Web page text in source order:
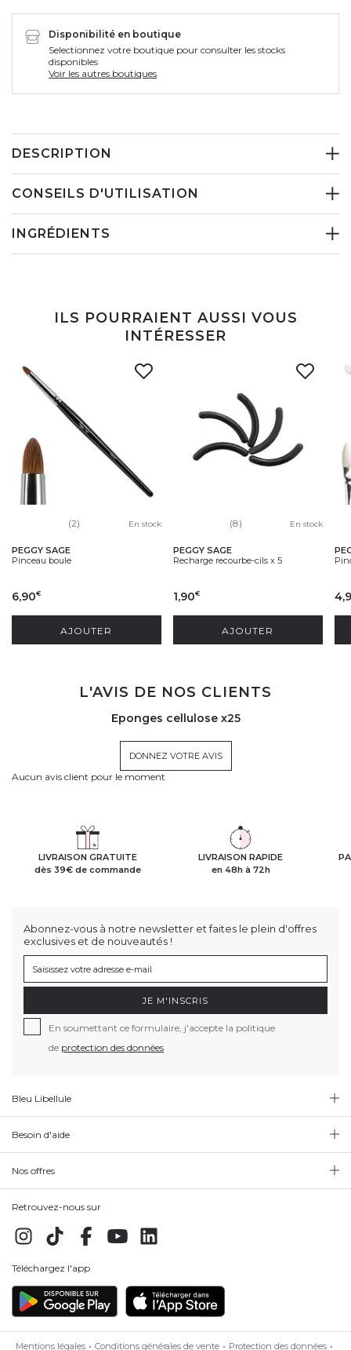
Disponibilité en boutique
Selectionnez votre boutique pour consulter les stocks
disponibles
Voir les autres boutiques
DESCRIPTION
CONSEILS D'UTILISATION
INGRÉDIENTS
ILS POURRAIENT AUSSI VOUS
INTÉRESSER
(2) En stock
PEGGY SAGE
Pinceau boule
6,90€
AJOUTER
(8) En stock
PEGGY SAGE
Recharge recourbe-cils x 5
1,90€
AJOUTER
L'AVIS DE NOS CLIENTS
Eponges cellulose x25
DONNEZ VOTRE AVIS
Aucun avis client pour le moment
LIVRAISON GRATUITE
dès 39€ de commande
LIVRAISON RAPIDE
en 48h à 72h
Abonnez-vous à notre newsletter et faites le plein d'offres
exclusives et de nouveautés !
JE M'INSCRIS
En soumettant ce formulaire, j'accepte la politique
de protection des données
Bleu Libellule
Besoin d'aide
Nos offres
Retrouvez-nous sur
Téléchargez l'app
Mentions légales Conditions générales de vente Protection des données